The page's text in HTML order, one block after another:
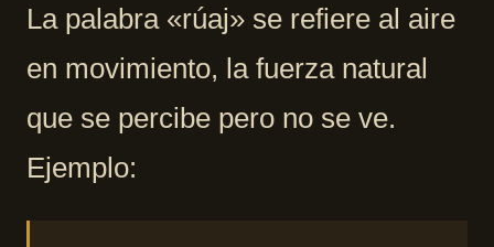
La palabra «rúaj» se refiere al aire
en movimiento, la fuerza natural
que se percibe pero no se ve.
Ejemplo: